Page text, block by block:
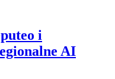
i
AI